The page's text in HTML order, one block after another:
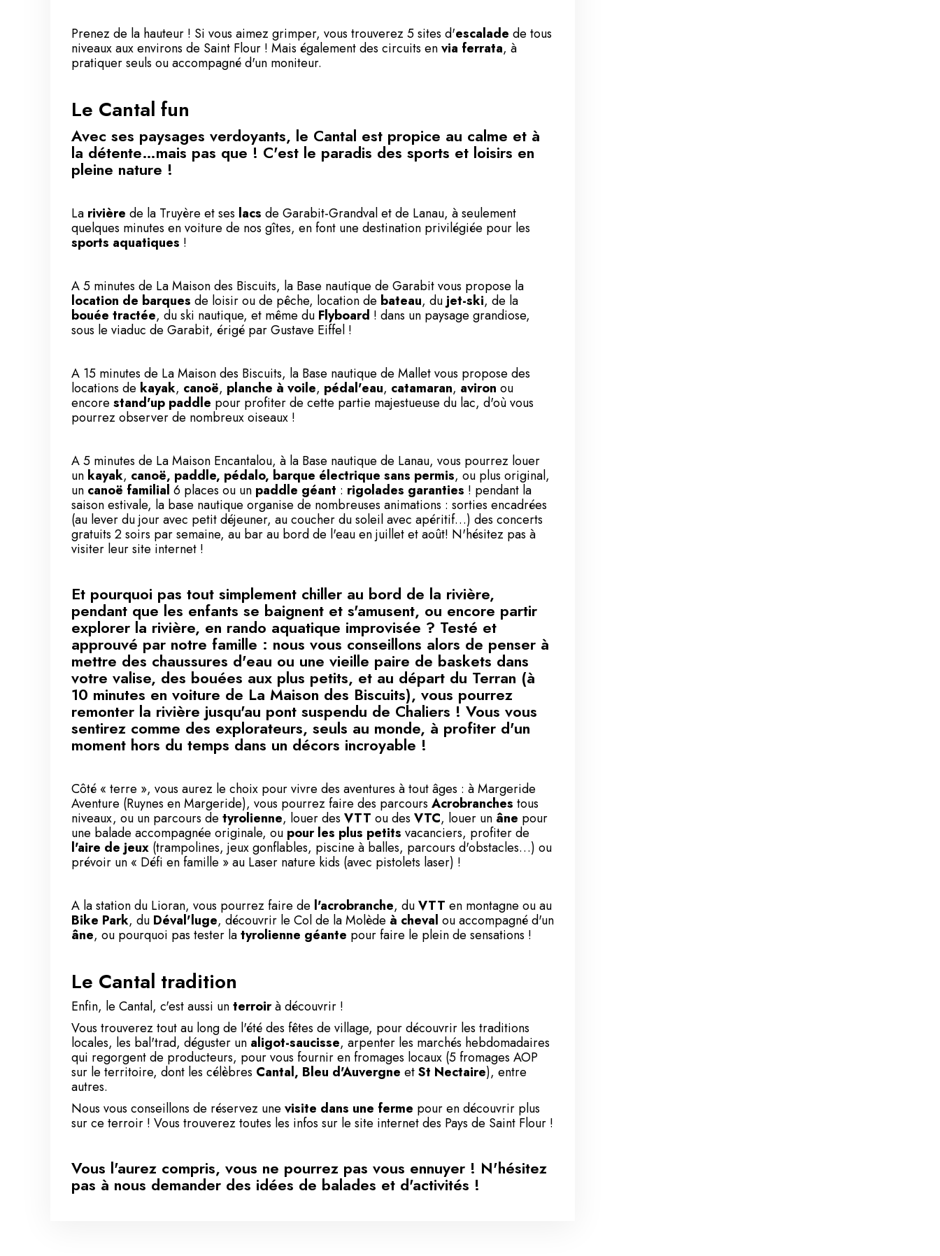
Prenez de la hauteur ! Si vous aimez grimper, vous trouverez 5 sites d'escalade de tous
niveaux aux environs de Saint Flour ! Mais également des circuits envia ferrata, à
pratiquer seuls ou accompagné d'un moniteur.
Le Cantal fun
Avec ses paysages verdoyants, le Cantal est propice au calme et à
la détente…mais pas que ! C'est le paradis des sports et loisirs en
pleine nature !
La rivière de la Truyère et ses lacs de Garabit-Grandval et de Lanau, à seulement
quelques minutes en voiture de nos gîtes, en font une destination privilégiée pour les
sports aquatiques !
A 5 minutes de La Maison des Biscuits, la Base nautique de Garabitvous propose la
location de barques de loisir ou de pêche, location de bateau, du jet-ski, de la
bouée tractée, du ski nautique, et même du Flyboard ! dans un paysage grandiose,
sous le viaduc de Garabit, érigé par Gustave Eiffel !
A 15 minutes de La Maison des Biscuits, la Base nautique de Malletvous propose des
locations de kayak, canoë, planche à voile, pédal'eau, catamaran, aviron ou
encore stand'up paddle pour profiter de cette partie majestueuse du lac, d'où vous
pourrez observer de nombreux oiseaux !
A 5 minutes de La Maison Encantalou, à la Base nautique de Lanau, vous pourrez louer
un kayak, canoë, paddle, pédalo, barque électrique sans permis, ou plus original,
un canoë familial 6 places ou un paddle géant : rigolades garanties ! pendant la
saison estivale, la base nautique organise de nombreuses animations : sorties encadrées
(au lever du jour avec petit déjeuner, au coucher du soleil avec apéritif…) des concerts
gratuits 2 soirs par semaine, au bar au bord de l'eau en juillet et août! N'hésitez pas à
visiter leur site internet !
Et pourquoi pas tout simplement chiller au bord de la rivière,
pendant que les enfants se baignent et s'amusent, ou encore partir
explorer la rivière, en rando aquatique improvisée ? Testé et
approuvé par notre famille : nous vous conseillons alors de penser à
mettre des chaussures d'eau ou une vieille paire de baskets dans
votre valise, des bouées aux plus petits, et au départ du Terran (à
10 minutes en voiture de La Maison des Biscuits), vous pourrez
remonter la rivière jusqu'au pont suspendu de Chaliers ! Vous vous
sentirez comme des explorateurs, seuls au monde, à profiter d'un
moment hors du temps dans un décors incroyable !
Côté « terre », vous aurez le choix pour vivre des aventures à tout âges : àMargeride
Aventure (Ruynes en Margeride), vous pourrez faire des parcours Acrobranches tous
niveaux, ou un parcours de tyrolienne, louer des VTT ou des VTC, louer un âne pour
une balade accompagnée originale, ou pour les plus petits vacanciers, profiter de
l'aire de jeux (trampolines, jeux gonflables, piscine à balles, parcours d'obstacles…) ou
prévoir un « Défi en famille » au Laser nature kids (avec pistolets laser) !
A la station du Lioran, vous pourrez faire de l'acrobranche, duVTT en montagne ou au
Bike Park, du Déval'luge, découvrir le Col de la Molède à cheval ou accompagné d'un
âne, ou pourquoi pas tester latyrolienne géante pour faire le plein de sensations !
Le Cantal tradition
Enfin, le Cantal, c'est aussi unterroirà découvrir !
Vous trouverez tout au long de l'été des fêtes de village, pour découvrir les traditions
locales, les bal'trad, déguster un aligot-saucisse, arpenter les marchés hebdomadaires
qui regorgent de producteurs, pour vous fournir en fromages locaux (5 fromages AOP
sur le territoire, dont les célèbres Cantal, Bleu d'Auvergne etSt Nectaire), entre
autres.
Nous vous conseillons de réservez une visite dans une ferme pour en découvrir plus
sur ce terroir ! Vous trouverez toutes les infos sur le site internet des Pays de Saint Flour !
Vous l'aurez compris, vous ne pourrez pas vous ennuyer ! N'hésitez
pas à nous demander des idées de balades et d'activités !